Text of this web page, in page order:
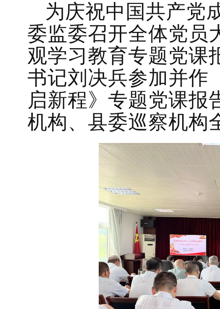
为庆祝中国共产党
委监委召开全体党员
观学习教育专题党课
书记刘决兵参加并作
启新程》专题党课报
机构、县委巡察机构